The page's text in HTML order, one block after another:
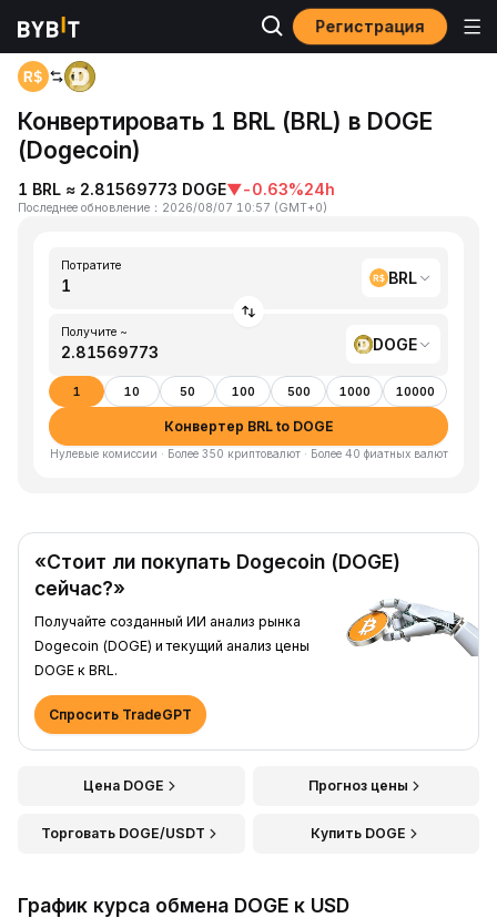
Регистрация
Главная
Конвертировать 1 BRL (BRL) в DOGE
(Dogecoin)
1 BRL ≈ 2.81569773 DOGE▼-0.63%24h
Последнее обновление ： 2026/08/07 10:57 (GMT+0)
Потратите
BRL
Получите ~
DOGE
1 10 50 100 500 1000 10000
Конвертер BRL to DOGE
Нулевые комиссии · Более 350 криптовалют · Более 40 фиатных валют
«Стоит ли покупать Dogecoin (DOGE)
сейчас?»
Получайте созданный ИИ анализ рынка
Dogecoin (DOGE) и текущий анализ цены
DOGE к BRL.
Спросить TradeGPT
Цена DOGE Прогноз цены
Торговать DOGE/USDT Купить DOGE
График курса обмена DOGE к USD